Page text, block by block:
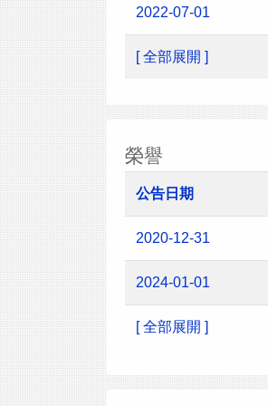
2022-07-01
[ 全部展開 ]
榮譽
公告日期
2020-12-31
2024-01-01
[ 全部展開 ]